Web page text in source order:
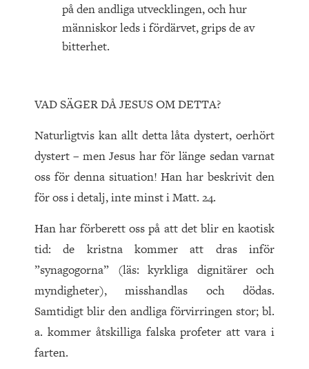
på den andliga utvecklingen, och hur
människor leds i fördärvet, grips de av
bitterhet.
VAD SÄGER DÅ JESUS OM DETTA?
Naturligtvis kan allt detta låta dystert, oerhört
dystert – men Jesus har för länge sedan varnat
oss för denna situation! Han har beskrivit den
för oss i detalj, inte minst i Matt. 24.
Han har förberett oss på att det blir en kaotisk
tid: de kristna kommer att dras inför
”synagogorna” (läs: kyrkliga dignitärer och
myndigheter), misshandlas och dödas.
Samtidigt blir den andliga förvirringen stor; bl.
a. kommer åtskilliga falska profeter att vara i
farten.